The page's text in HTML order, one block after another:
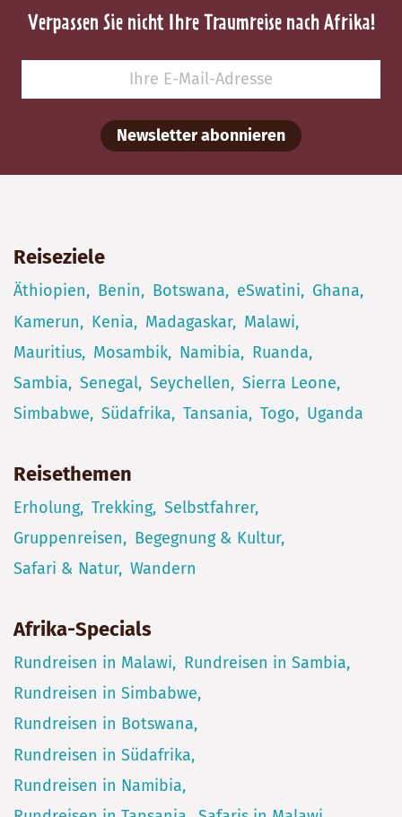
Verpassen Sie nicht Ihre Traumreise nach Afrika!
Newsletter abonnieren
Reiseziele
Äthiopien Benin Botswana eSwatini
Ghana
Kamerun
Kenia Madagaskar
Malawi
Mauritius
Mosambik Namibia
Ruanda
Sambia
Senegal Seychellen
Sierra Leone
Simbabwe
Südafrika Tansania Togo Uganda
Reisethemen
Erholung Trekking Selbstfahrer
Gruppenreisen
Begegnung & Kultur
Safari & Natur Wandern
Afrika-Specials
Rundreisen in Malawi
Rundreisen in Sambia
Rundreisen in Simbabwe
Rundreisen in Botswana
Rundreisen in Südafrika
Rundreisen in Namibia